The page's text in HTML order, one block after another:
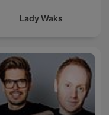
Lady Waks